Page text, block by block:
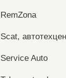
RemZona
Scat,
Service Auto